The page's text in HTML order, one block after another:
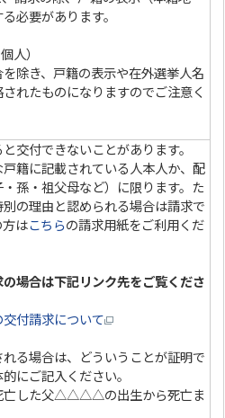
必要があります。
個人）
除き、戸籍の表示や在外選挙人名
れたものになりますのでご注意く
交付できないことがあります。
籍に記載されている人本人か、配
孫・祖父母など）に限ります。た
の理由と認められる場合は請求で
はこちらの請求用紙をご利用くだ
場合は下記リンク先をご覧くださ
付請求について
る場合は、どういうことが証明で
にご記入ください。
た父△△△△の出生から死亡ま